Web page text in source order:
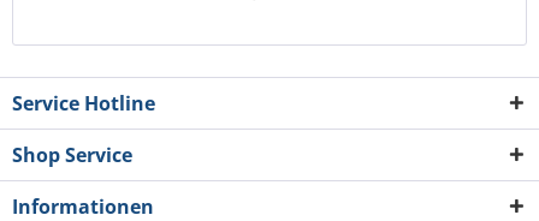
Service Hotline
Shop Service
Informationen